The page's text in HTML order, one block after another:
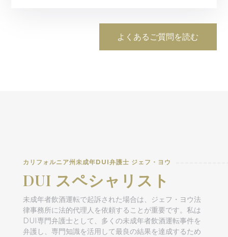
よくあるご質問を読む
カリフォルニア州未成年DUI弁護士 ジェフ・ヨウ
DUI スペシャリスト
未成年者飲酒運転で起訴された場合は、ジェフ・ヨウ法
律事務所に法的代理人を依頼することが重要です。私は
DUI専門弁護士として、多くの未成年者飲酒運転事件を
弁護し、専門知識を活用して最良の結果を達成するため